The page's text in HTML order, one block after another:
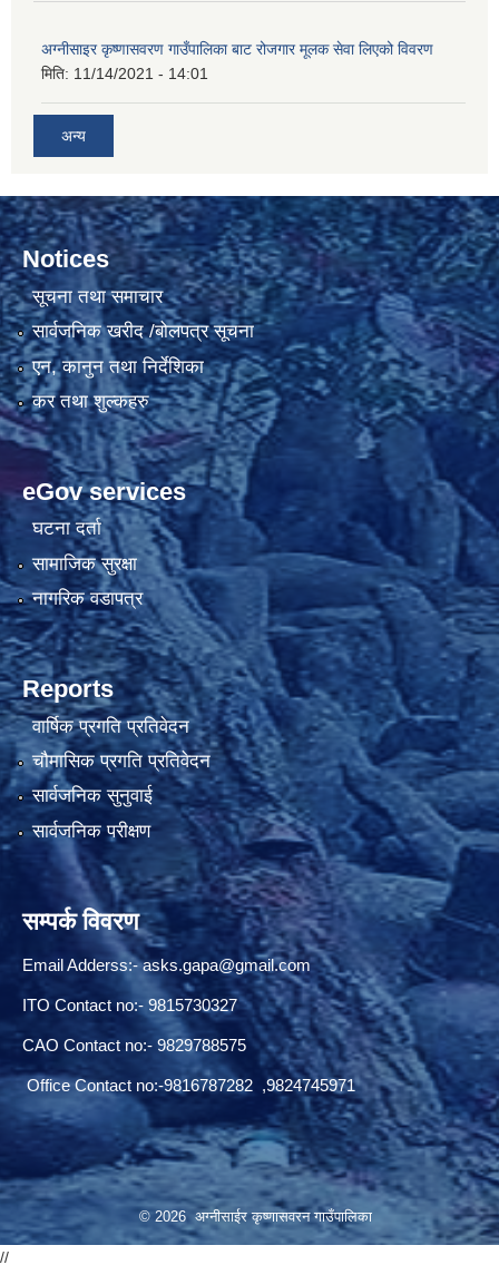
अग्नीसाइर कृष्णासवरण गाउँपालिका बाट रोजगार मूलक सेवा लिएको विवरण
मिति: 11/14/2021 - 14:01
अन्य
Notices
सूचना तथा समाचार
सार्वजनिक खरीद /बोलपत्र सूचना
एन, कानुन तथा निर्देशिका
कर तथा शुल्कहरु
eGov services
घटना दर्ता
सामाजिक सुरक्षा
नागरिक वडापत्र
Reports
वार्षिक प्रगति प्रतिवेदन
चौमासिक प्रगति प्रतिवेदन
सार्वजनिक सुनुवाई
सार्वजनिक परीक्षण
सम्पर्क विवरण
Email Adderss:-asks.gapa@gmail.com
ITO Contact no:- 9815730327
CAO Contact no:- 9829788575
Office Contact no:-9816787282 ,9824745971
© 2026 अग्नीसाईर कृष्णासवरन गाउँपालिका
//